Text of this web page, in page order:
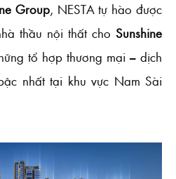
Group, NESTA tự hào được
thầu nội thất cho Sunshine
tổ hợp thương mại – dịch
nhất tại khu vực Nam Sài